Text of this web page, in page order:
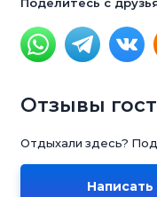
Отзывы
Отдыхали здесь?
Написать